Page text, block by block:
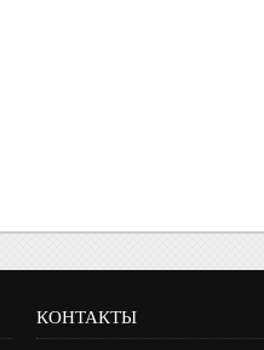
КОНТАКТЫ